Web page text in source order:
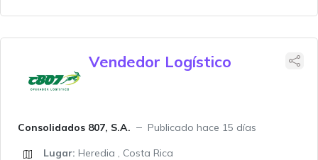
Vendedor Logístico
Consolidados 807, S.A.
Publicado hace 15 días
Lugar: Heredia , Costa Rica